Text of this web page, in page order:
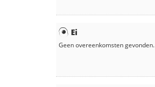
Ei
Geen overeenkomsten gevonden.